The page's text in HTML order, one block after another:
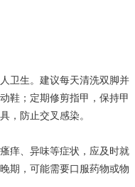
卫生。建议每天清洗双脚并
鞋；定期修剪指甲，保持甲
，防止交叉感染。
痒、异味等症状，应及时就
期，可能需要口服药物或物